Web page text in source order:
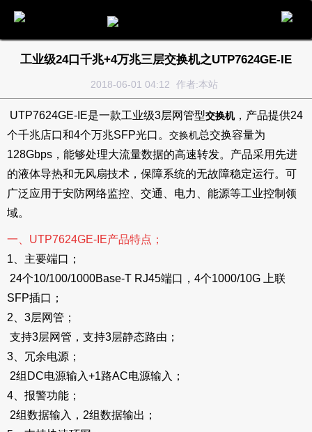
工业级24口千兆+4万兆三层交换机之UTP7624GE-IE
2018-06-01 04:12 作者:本站
UTP7624GE-IE是一款工业级3层网管型交换机，产品提供24
个千兆店口和4个万兆SFP光口。 交换机总交换容量为
128Gbps，能够处理大流量数据的高速转发。产品采用先进
的液体导热和无风扇技术，保障系统的无故障稳定运行。可
广泛应用于安防网络监控、交通、电力、能源等工业控制领
域。
一、UTP7624GE-IE产品特点；
1、主要端口；
24个10/100/1000Base-T RJ45端口，4个1000/10G 上联
SFP插口；
2、3层网管；
支持3层网管，支持3层静态路由；
3、冗余电源；
2组DC电源输入+1路AC电源输入；
4、报警功能；
2组数据输入，2组数据输出；
电话 留言